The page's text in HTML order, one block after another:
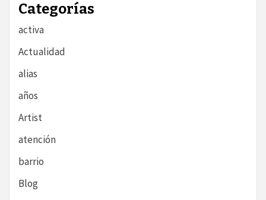
Categorías
activa
Actualidad
alias
años
Artist
atención
barrio
Blog